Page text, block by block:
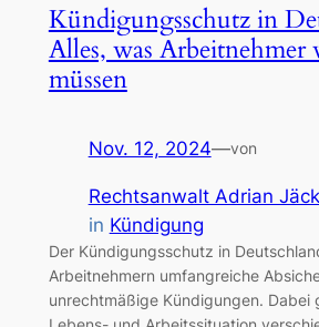
Kündigungsschutz in
Alles, was Arbeitnehmer
müssen
Nov. 12, 2024—von
Rechtsanwalt Adrian
in Kündigung
Der Kündigungsschutz in
Arbeitnehmern umfangreiche
unrechtmäßige Kündigungen. Dabei